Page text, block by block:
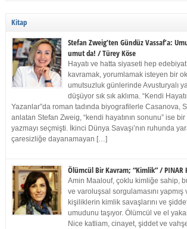
Kitap
Stefan Zweig’ten Gündüz Vassaf’a:
umut da! / Türey Köse
Hayatı ve hatta siyaseti hep edebiyat
kavramak, yorumlamak isteyen bir
umutsuzluk günlerinde Avusturyalı
düşüyor sık sık aklıma. “Kendi
Yazanlar”da roman tadında biyografilerle Casanova,
anlatan Stefan Zweig, “kendi hayatının sonunu” ise
yazmayı seçmişti. İkinci Dünya Savaşı’nın ruhunda
çaresizliğe dayanamayan […]
Ölümcül Bir Kavram; “Kimlik” / PINAR
Amin Maalouf, çoklu kimliğe sahip,
ve varoluşsal sorgulamasını yapmış
kişiliklerin kimlik savaşlarını ve
umudunu taşıyor. Ölümcül ve el
Nice katliam, cinayet, şiddet ve